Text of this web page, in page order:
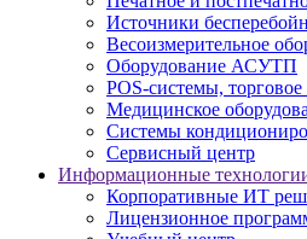
Источники
Весоизмерительное
Оборудование АСУТП
POS-системы,
Медицинское
Системы
Сервисный центр
Информационные
Корпоративные ИТ
Лицензионное